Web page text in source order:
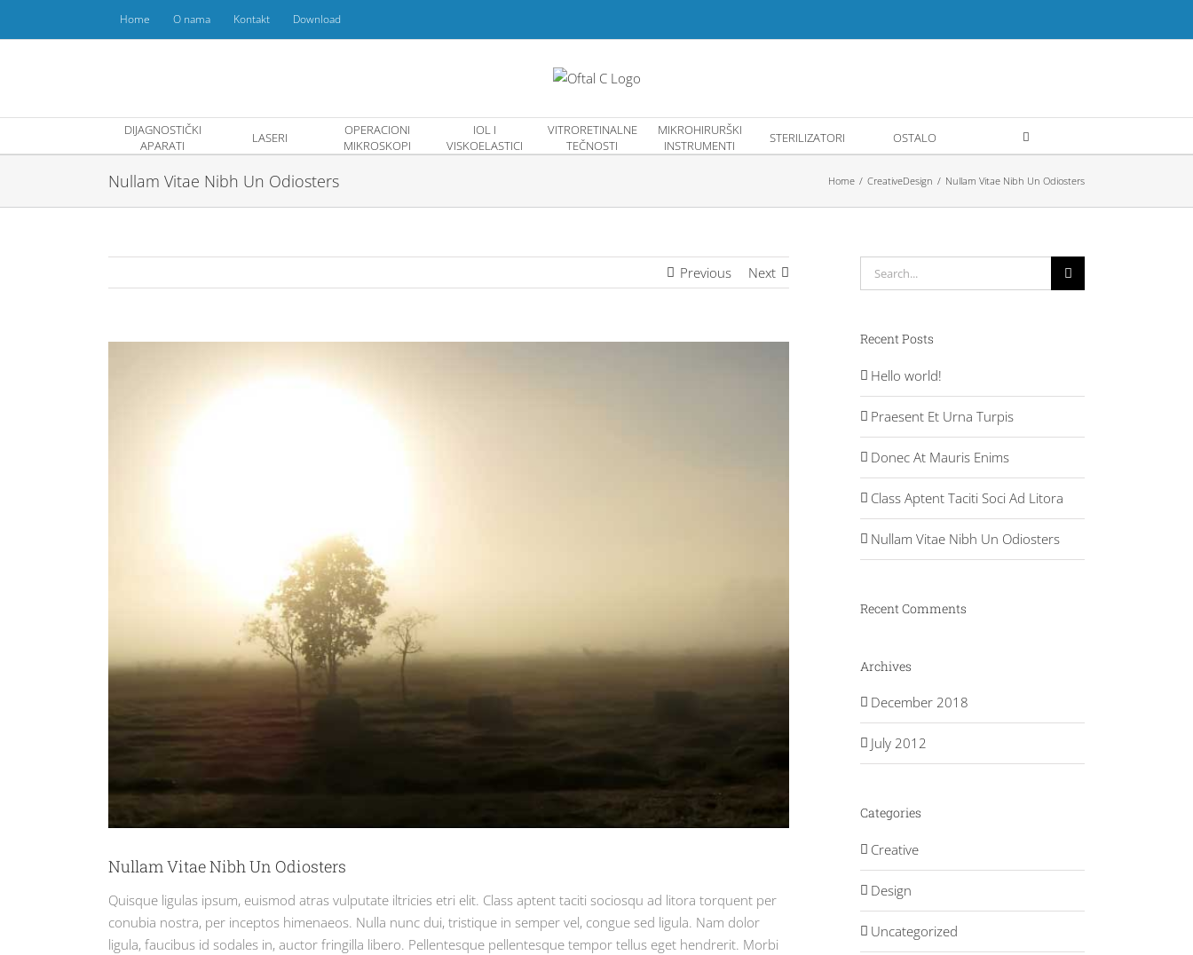
Home O nama Kontakt Download
DIJAGNOSTIČKI
APARATI
LASERI
OPERACIONI
MIKROSKOPI
IOL I
VISKOELASTICI
VITRORETINALNE
TEČNOSTI
MIKROHIRURŠKI
INSTRUMENTI
STERILIZATORI OSTALO
Nullam Vitae Nibh Un Odiosters Home CreativeDesign Nullam Vitae Nibh Un Odiosters
Previous Next
Nullam Vitae Nibh Un Odiosters
Quisque ligulas ipsum, euismod atras vulputate iltricies etri elit. Class aptent taciti sociosqu ad litora torquent per
conubia nostra, per inceptos himenaeos. Nulla nunc dui, tristique in semper vel, congue sed ligula. Nam dolor
ligula, faucibus id sodales in, auctor fringilla libero. Pellentesque pellentesque tempor tellus eget hendrerit. Morbi
Search
for:
Recent Posts
Hello world!
Praesent Et Urna Turpis
Donec At Mauris Enims
Class Aptent Taciti Soci Ad Litora
Nullam Vitae Nibh Un Odiosters
Recent Comments
Archives
December 2018
July 2012
Categories
Creative
Design
Uncategorized